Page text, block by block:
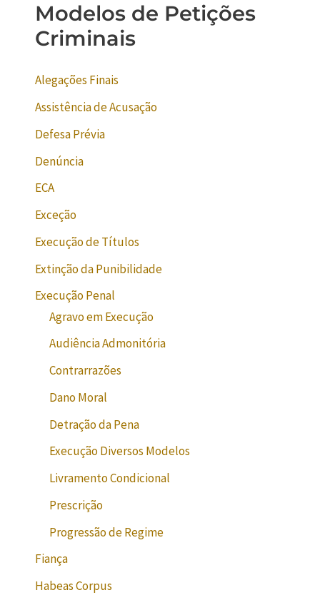
Modelos de Petições
Criminais
Alegações Finais
Assistência de Acusação
Defesa Prévia
Denúncia
ECA
Exceção
Execução de Títulos
Extinção da Punibilidade
Execução Penal
Agravo em Execução
Audiência Admonitória
Contrarrazões
Dano Moral
Detração da Pena
Execução Diversos Modelos
Livramento Condicional
Prescrição
Progressão de Regime
Fiança
Habeas Corpus